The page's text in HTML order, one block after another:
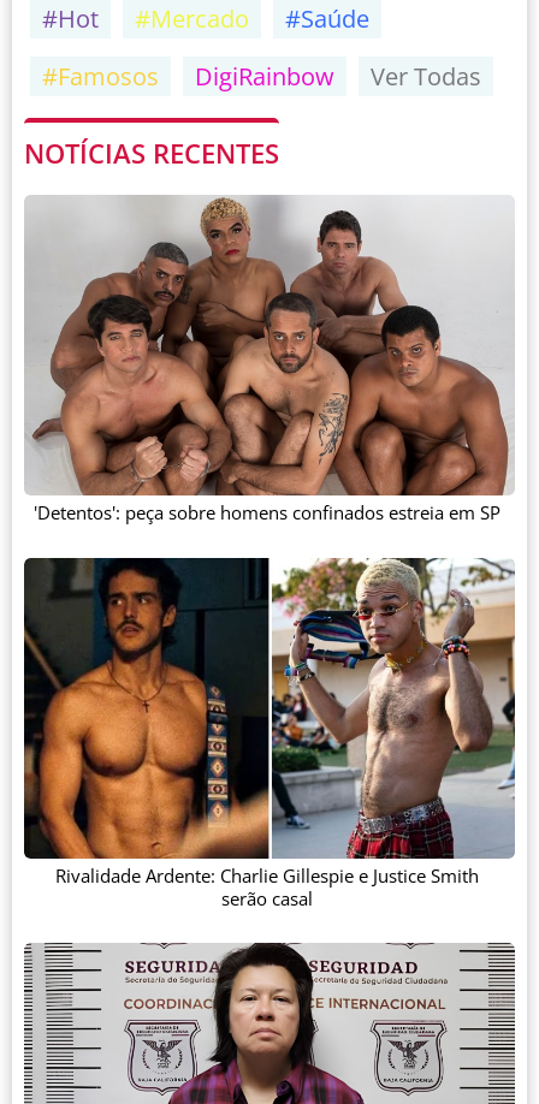
#Hot
#Mercado
#Saúde
#Famosos
DigiRainbow Ver Todas
NOTÍCIAS RECENTES
'Detentos': peça sobre homens confinados estreia em SP
Rivalidade Ardente: Charlie Gillespie e Justice Smith
serão casal